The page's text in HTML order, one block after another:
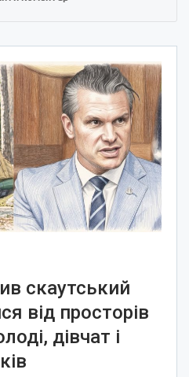
скаутський
від просторів
дівчат і